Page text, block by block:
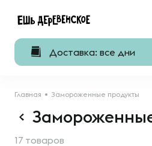
Доставка: все дни
Главная Замороженные продукты
17 товаров